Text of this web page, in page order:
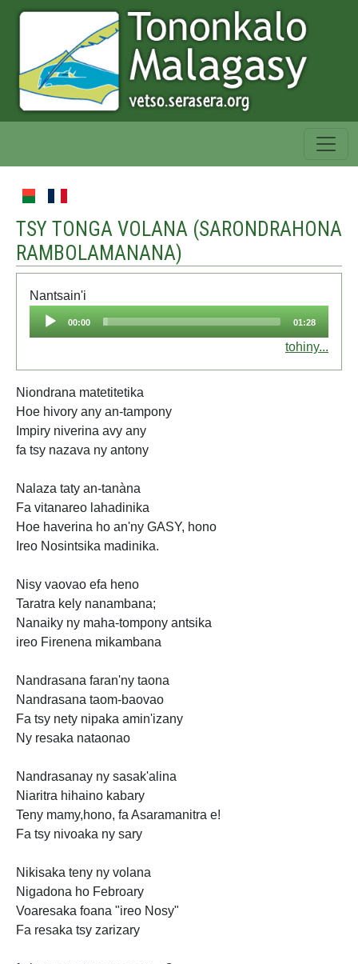
TSY TONGA VOLANA (SARONDRAHONA
RAMBOLAMANANA)
Nantsain'i
Audio
00:00 01:28
tohiny...
Niondrana matetitetika
Hoe hivory any an-tampony
Impiry niverina avy any
fa tsy nazava ny antony
Nalaza taty an-tanàna
Fa vitanareo lahadinika
Hoe haverina ho an'ny GASY, hono
Ireo Nosintsika madinika.
Nisy vaovao efa heno
Taratra kely nanambana;
Nanaiky ny maha-tompony antsika
ireo Firenena mikambana
Nandrasana faran'ny taona
Nandrasana taom-baovao
Fa tsy nety nipaka amin'izany
Ny resaka nataonao
Nandrasanay ny sasak'alina
Niaritra hihaino kabary
Teny mamy,hono, fa Asaramanitra e!
Fa tsy nivoaka ny sary
Nikisaka teny ny volana
Nigadona ho Febroary
Voaresaka foana "ireo Nosy"
Fa resaka tsy zarizary